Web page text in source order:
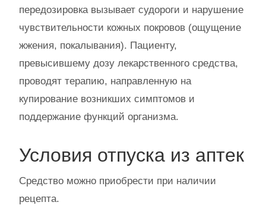
передозировка вызывает судороги и нарушение
чувствительности кожных покровов (ощущение
жжения, покалывания). Пациенту,
превысившему дозу лекарственного средства,
проводят терапию, направленную на
купирование возникших симптомов и
поддержание функций организма.
Условия отпуска из аптек
Средство можно приобрести при наличии
рецепта.